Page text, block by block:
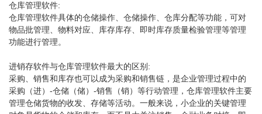
仓库管理软件:
仓库管理软件具体的仓储操作、仓储操作、仓库分配等功能，可对
物品批管理、物料对应、库存库存、即时库存质量检验管理等管理
功能进行管理。
进销存软件与仓库管理软件最大的区别:
采购、销售和库存也可以成为采购和销售链，是企业管理过程中的
采购（进）-仓储（储）-销售（销）等行动管理，仓库管理软件主要
管理仓储货物的收发、存储等活动。一般来说，小企业的关键管理